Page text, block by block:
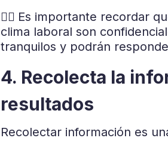
👉🏼 Es importante recordar
clima laboral son
tranquilos y podrán
4. Recolecta la
resultados
Recolectar información es